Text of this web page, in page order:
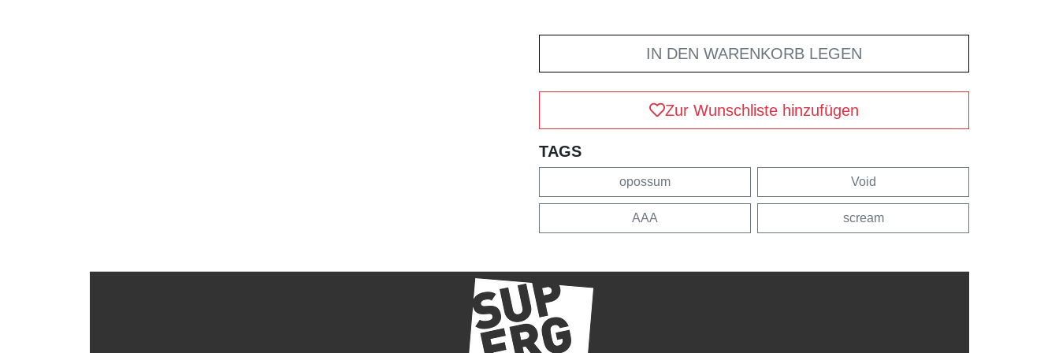
IN DEN WARENKORB LEGEN
Zur Wunschliste hinzufügen
TAGS
opossum Void
AAA scream